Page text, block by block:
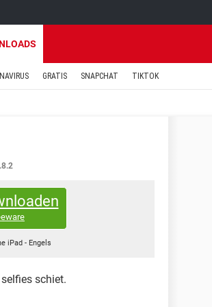
GRATIS SNAPCHAT TIKTOK
iPad- Engels
schiet.